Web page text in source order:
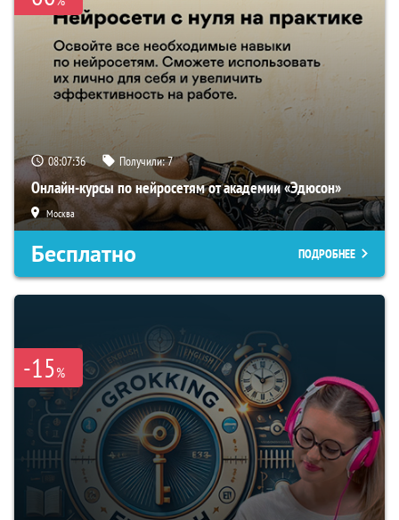
08:07:35 Получили:7
Онлайн-курсы по нейросетям от академии «Эдюсон»
Москва
Бесплатно ПОДРОБНЕЕ
-15%